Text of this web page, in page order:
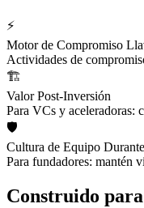
⚡
Motor de Compromiso
Actividades de
🏗️
Valor Post-Inversión
Para VCs y aceleradoras:
🛡️
Cultura de Equipo
Para fundadores: mantén
Construido